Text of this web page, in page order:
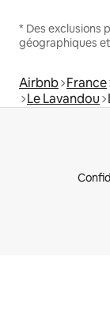
* Des exclusions
géographiques
Airbnb France
Le Lavandou